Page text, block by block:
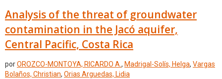
Analysis of the threat of groundwater
contamination in the Jacó aquifer,
Central Pacific, Costa Rica
porOROZCO-MONTOYA, RICARDO A., Madrigal-Solís, Helga, Vargas
Bolaños, Christian, Orias Arguedas, Lidia